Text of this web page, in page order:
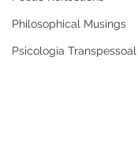
Philosophical Musings
Psicologia Transpessoal